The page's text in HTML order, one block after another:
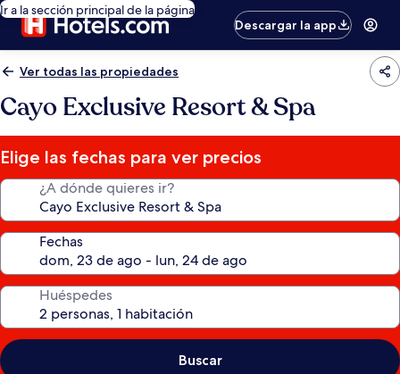
Ir a la sección principal de la página
Descargar la app
Ver todas las propiedades
Cayo Exclusive Resort & Spa
Elige las fechas para ver precios
¿A dónde quieres ir?
Fechas
Huéspedes
Buscar